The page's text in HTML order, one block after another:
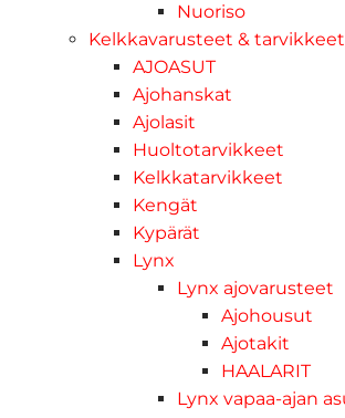
Nuoriso
Kelkkavarusteet & tarvikkeet
AJOASUT
Ajohanskat
Ajolasit
Huoltotarvikkeet
Kelkkatarvikkeet
Kengät
Kypärät
Lynx
Lynx ajovarusteet
Ajohousut
Ajotakit
HAALARIT
Lynx vapaa-ajan